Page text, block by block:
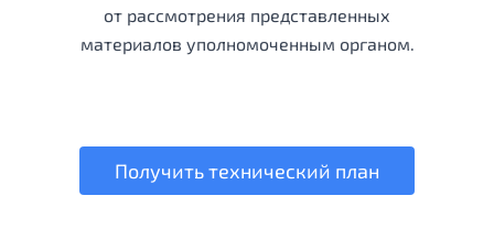
от рассмотрения представленных
материалов уполномоченным органом.
Получить технический план